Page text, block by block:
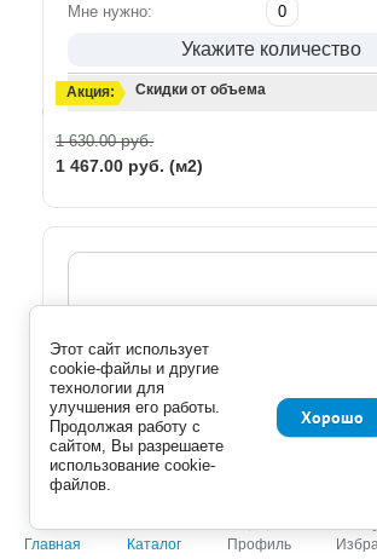
Мне нужно:
Укажите количество
Акция: Скидки от объема
1 630.00руб.
1 467.00 руб. (м2)
Главная Каталог Профиль
Этот сайт использует
cookie-файлы и другие
технологии для
улучшения его работы.
Продолжая работу с
сайтом, Вы разрешаете
использование cookie-
файлов.
Хорошо